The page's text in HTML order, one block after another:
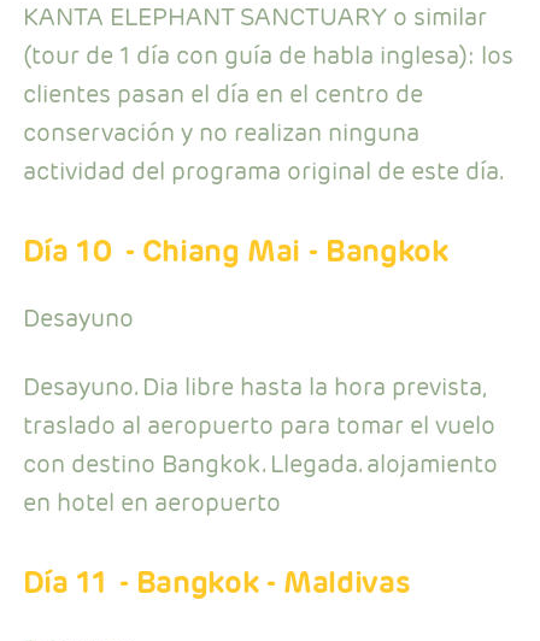
KANTA ELEPHANT SANCTUARY o similar
(tour de 1 día con guía de habla inglesa): los
clientes pasan el día en el centro de
conservación y no realizan ninguna
actividad del programa original de este día.
Día 10 - Chiang Mai - Bangkok
Desayuno
Desayuno. Dia libre hasta la hora prevista,
traslado al aeropuerto para tomar el vuelo
con destino Bangkok. Llegada. alojamiento
en hotel en aeropuerto
Día 11 - Bangkok - Maldivas